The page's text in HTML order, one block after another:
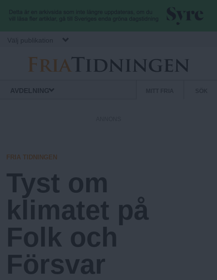
Hoppa till huvudinnehåll
Välj publikation
F
i
a
N
u
AVDELNING
m
e
n
FRIA TIDNINGEN
Tyst om
klimatet på
Folk och
Försvar